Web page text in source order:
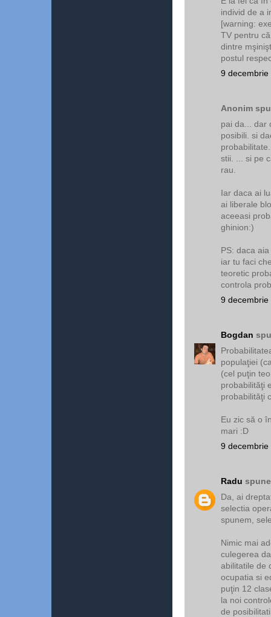
individ de a
[warning:
TV pentru
dintre
postul
9 decembrie
Anonim
pai da... dar
posibili. si
stii. ... si pe
rau.
Iar daca ai
ai liberale
aceeasi
ghinion:)
PS: daca
iar tu faci
teoretic
controla
9
Bogdan
populaţiei
(cel puţin
probabilităţi
probabilităţi
Eu zic să o
mari :D
9
Radu
Da, ai
selectia
spunem,
Nimic mai
culegerea
abilitatile de
ocupatia si
puţin 12
la noi
de